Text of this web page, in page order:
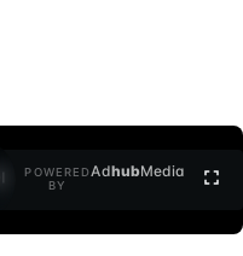
POWERED
BY
AdhubMedia